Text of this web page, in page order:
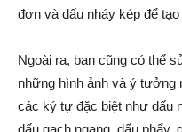
đơn và dấu nháy kép để
Ngoài ra, bạn cũng có thể
những hình ảnh và ý tưởng
các ký tự đặc biệt như dấu
dấu gạch ngang, dấu phẩy,